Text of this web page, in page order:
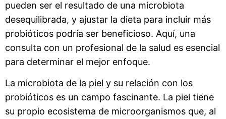
pueden ser el resultado de una microbiota
desequilibrada, y ajustar la dieta para incluir más
probióticos podría ser beneficioso. Aquí, una
consulta con un profesional de la salud es esencial
para determinar el mejor enfoque.
La microbiota de la piel y su relación con los
probióticos es un campo fascinante. La piel tiene
su propio ecosistema de microorganismos que, al